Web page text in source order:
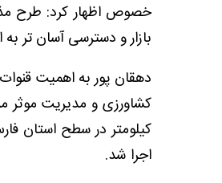
خصوص اظهار کرد: طرح
بازار و دسترسی آسان تر
دهقان پور به اهمیت
کیلومتر در سطح استان
اجرا شد.